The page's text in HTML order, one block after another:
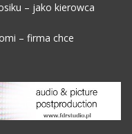
– jako kierowca
– firma chce